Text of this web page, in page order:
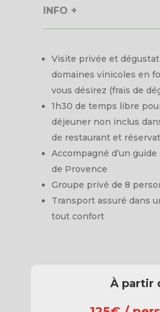
INFO +
Visite privée et
domaines vinicoles en
vous désirez (frais de
1h30 de temps libre
déjeuner non inclus
de restaurant et
Accompagné d’un
de Provence
Groupe privé de 8
Transport assuré dans
tout confort
À partir